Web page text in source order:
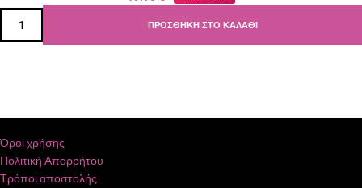
ΠΡΟΣΘΉΚΗ ΣΤΟ ΚΑΛΆΘΙ
Όροι χρήσης
Πολιτική Απορρήτου
Τρόποι αποστολής